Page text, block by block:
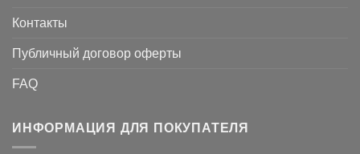
Контакты
Публичный договор оферты
FAQ
ИНФОРМАЦИЯ ДЛЯ ПОКУПАТЕЛЯ